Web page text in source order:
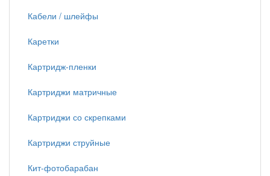
Кабели / шлейфы
Каретки
Картридж-пленки
Картриджи матричные
Картриджи со скрепками
Картриджи струйные
Кит-фотобарабан